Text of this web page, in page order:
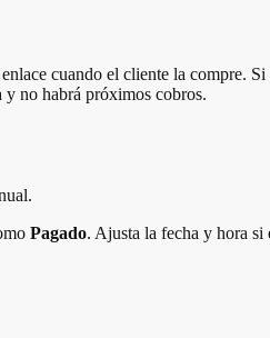
cuando el cliente la compre.
y no habrá próximos cobros.
Pagado. Ajusta la fecha y hora si